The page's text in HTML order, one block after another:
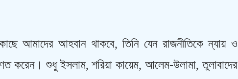
আমাদের আহবান থাকবে, তিনি যেন রাজনীতিকে ন্যায় ও
করেন। শুধু ইসলাম, শরিয়া কায়েম, আলেম-উলামা, তুলাবাদের